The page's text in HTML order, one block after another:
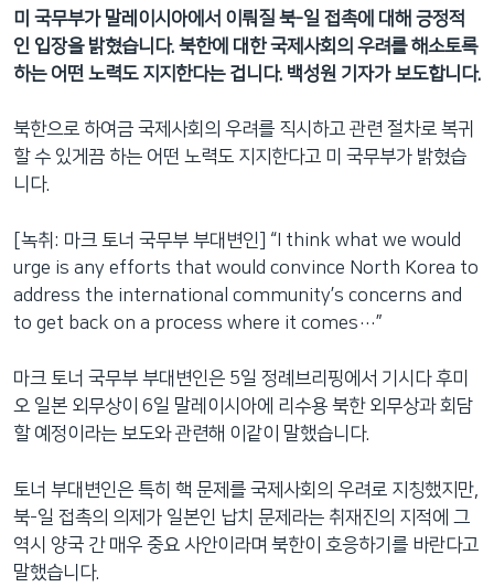
으
로
이
검
등
미 국무부가 말레이시아에서 이뤄질 북-일 접촉에 대해 긍정적
인 입장을 밝혔습니다. 북한에 대한 국제사회의 우려를 해소토록
하는 어떤 노력도 지지한다는 겁니다. 백성원 기자가 보도합니다.
북한으로 하여금 국제사회의 우려를 직시하고 관련 절차로 복귀
할 수 있게끔 하는 어떤 노력도 지지한다고 미 국무부가 밝혔습
니다.
[녹취: 마크 토너 국무부 부대변인] “I think what we would
urge is any efforts that would convince North Korea to
address the international community’s concerns and
to get back on a process where it comes…”
마크 토너 국무부 부대변인은 5일 정례브리핑에서 기시다 후미
오 일본 외무상이 6일 말레이시아에 리수용 북한 외무상과 회담
할 예정이라는 보도와 관련해 이같이 말했습니다.
토너 부대변인은 특히 핵 문제를 국제사회의 우려로 지칭했지만,
북-일 접촉의 의제가 일본인 납치 문제라는 취재진의 지적에 그
역시 양국 간 매우 중요 사안이라며 북한이 호응하기를 바란다고
말했습니다.